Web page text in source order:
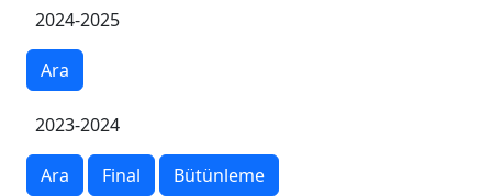
2024-2025
Ara
2023-2024
Ara Final Bütünleme